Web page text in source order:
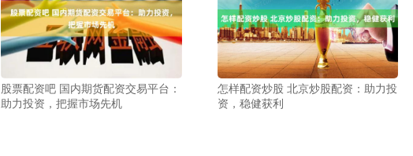
股票配资吧 国内期货配资交易平台：
助力投资，把握市场先机
怎样配资炒股 北京炒股配资：助力投
资，稳健获利